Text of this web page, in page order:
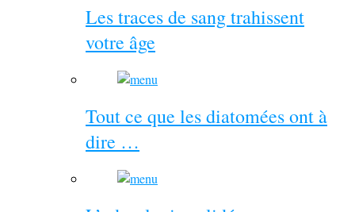
Les traces de sang trahissent
votre âge
Tout ce que les diatomées ont à
dire …